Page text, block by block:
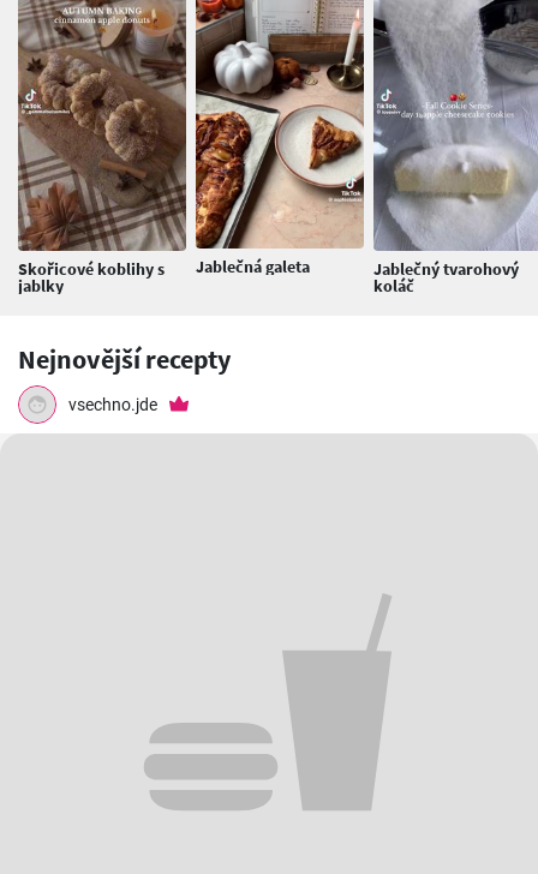
Skořicové koblihy s
jablky
Jablečná galeta Jablečný tvarohový
koláč
Nejnovější recepty
vsechno.jde